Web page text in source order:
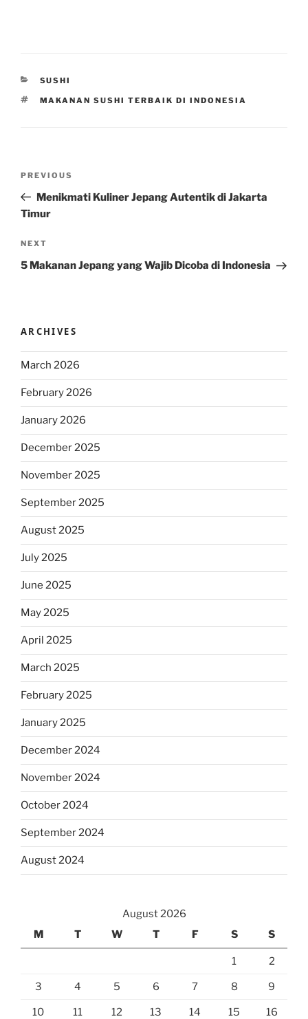
CATEGORIES
SUSHI
TAGS
MAKANAN SUSHI TERBAIK DI INDONESIA
Previous
Post
PREVIOUS
Menikmati Kuliner Jepang Autentik di Jakarta
Timur
Next
Post
NEXT
5 Makanan Jepang yang Wajib Dicoba di Indonesia
ARCHIVES
March 2026
February 2026
January 2026
December 2025
November 2025
September 2025
August 2025
July 2025
June 2025
May 2025
April 2025
March 2025
February 2025
January 2025
December 2024
November 2024
October 2024
September 2024
August 2024
August 2026
M
T W T F S S
1 2
3 4 5 6 7 8 9
10 11 12 13 14 15 16